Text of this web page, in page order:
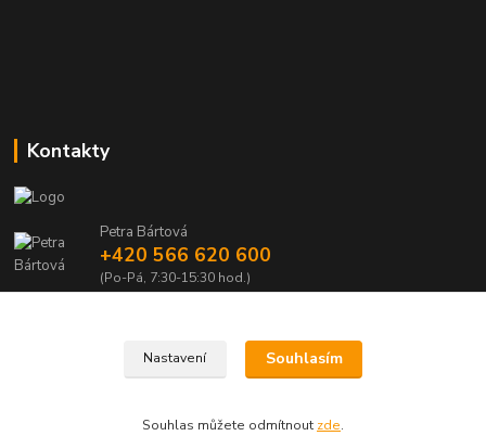
Kontakty
Petra Bártová
+420 566 620 600
(Po-Pá, 7:30-15:30 hod.)
Nastavení Souhlasím
Souhlas můžete odmítnout zde.